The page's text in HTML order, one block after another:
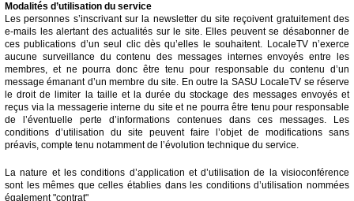
Modalités d’utilisation du service
Les personnes s’inscrivant sur la newsletter du site reçoivent gratuitement des
e-mails les alertant des actualités sur le site. Elles peuvent se désabonner de
ces publications d’un seul clic dès qu’elles le souhaitent. LocaleTV n’exerce
aucune surveillance du contenu des messages internes envoyés entre les
membres, et ne pourra donc être tenu pour responsable du contenu d’un
message émanant d’un membre du site. En outre la SASU LocaleTV se réserve
le droit de limiter la taille et la durée du stockage des messages envoyés et
reçus via la messagerie interne du site et ne pourra être tenu pour responsable
de l’éventuelle perte d’informations contenues dans ces messages. Les
conditions d’utilisation du site peuvent faire l’objet de modifications sans
préavis, compte tenu notamment de l’évolution technique du service.
La nature et les conditions d’application et d’utilisation de la visioconférence
sont les mêmes que celles établies dans les conditions d’utilisation nommées
également "contrat"